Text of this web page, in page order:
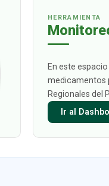
HERRAMIENTA
En este
medicamentos
Regionales del
Ir al